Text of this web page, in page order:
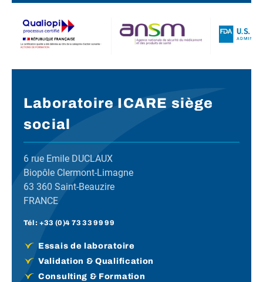
Laboratoire ICARE siège
social
6 rue Emile DUCLAUX
Biopôle Clermont-Limagne
63 360 Saint-Beauzire
FRANCE
Tél : +33 (0)4 73 33 99 99
Essais de laboratoire
Validation & Qualification
Consulting & Formation